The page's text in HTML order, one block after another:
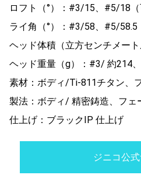
ロフト（°）：#3/15、#5/18（
ライ角（°）：#3/58、#5/58.5
ヘッド体積（立方センチメー
ヘッド重量（g）：#3/ 約214
素材：ボディ/Ti-811チタン、
製法：ボディ/ 精密鋳造、フェ
仕上げ：ブラックIP 仕上げ
ジニコ公